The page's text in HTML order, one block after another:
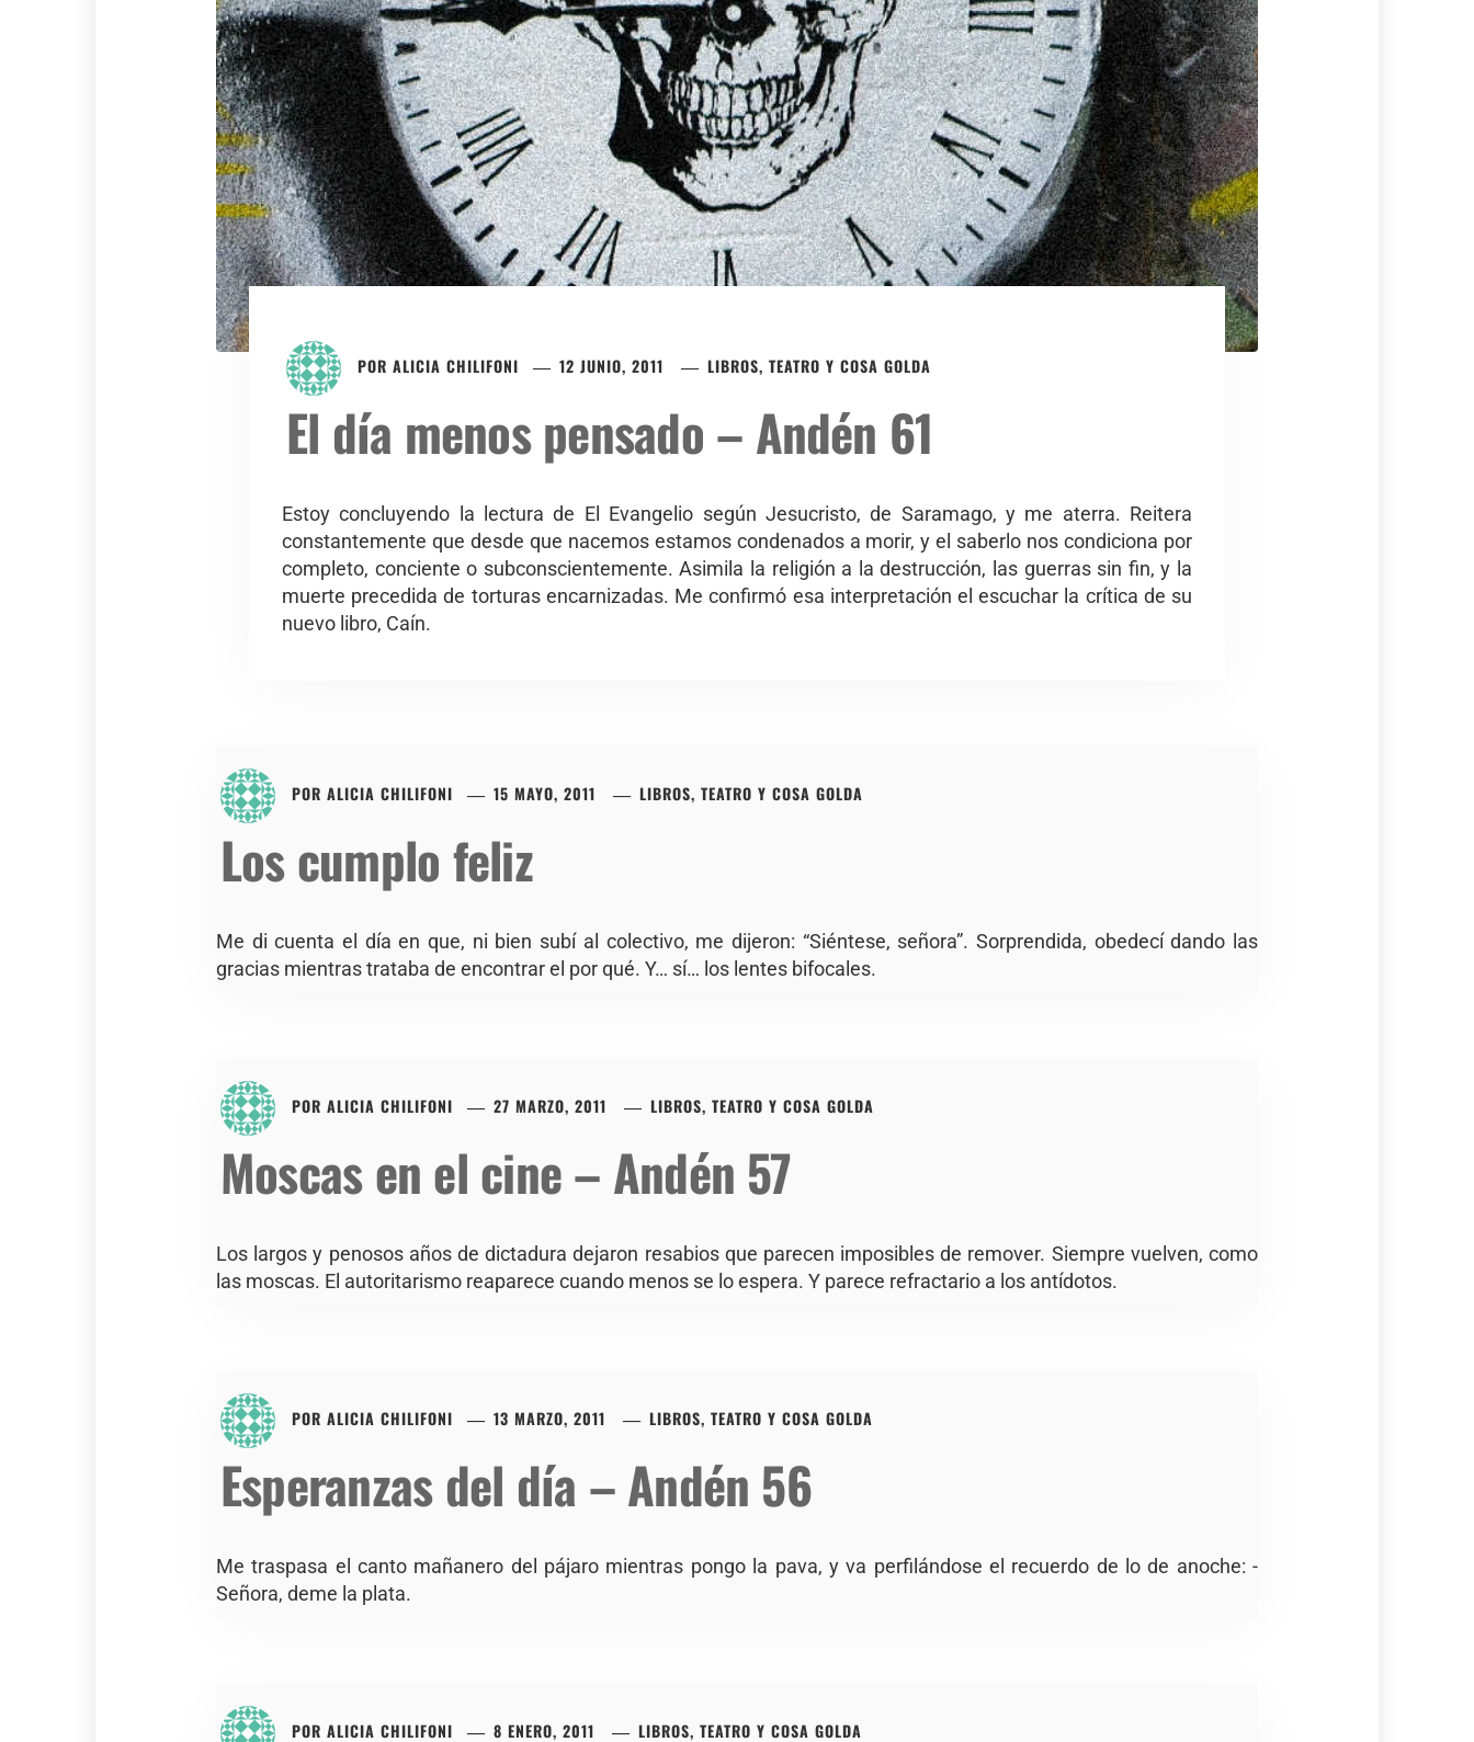
POR ALICIA CHILIFONI 12 JUNIO, 2011 LIBROS, TEATRO Y COSA GOLDA
El día menos pensado – Andén 61
Estoy concluyendo la lectura de El Evangelio según Jesucristo, de Saramago, y me aterra. Reitera
constantemente que desde que nacemos estamos condenados a morir, y el saberlo nos condiciona por
completo, conciente o subconscientemente. Asimila la religión a la destrucción, las guerras sin fin, y la
muerte precedida de torturas encarnizadas. Me confirmó esa interpretación el escuchar la crítica de su
nuevo libro, Caín.
POR ALICIA CHILIFONI 15 MAYO, 2011 LIBROS, TEATRO Y COSA GOLDA
Los cumplo feliz
Me di cuenta el día en que, ni bien subí al colectivo, me dijeron: “Siéntese, señora”. Sorprendida, obedecí dando las
gracias mientras trataba de encontrar el por qué. Y… sí… los lentes bifocales.
POR ALICIA CHILIFONI 27 MARZO, 2011 LIBROS, TEATRO Y COSA GOLDA
Moscas en el cine – Andén 57
Los largos y penosos años de dictadura dejaron resabios que parecen imposibles de remover. Siempre vuelven, como
las moscas. El autoritarismo reaparece cuando menos se lo espera. Y parece refractario a los antídotos.
POR ALICIA CHILIFONI 13 MARZO, 2011 LIBROS, TEATRO Y COSA GOLDA
Esperanzas del día – Andén 56
Me traspasa el canto mañanero del pájaro mientras pongo la pava, y va perfilándose el recuerdo de lo de anoche: -
Señora, deme la plata.
POR ALICIA CHILIFONI 8 ENERO, 2011 LIBROS, TEATRO Y COSA GOLDA